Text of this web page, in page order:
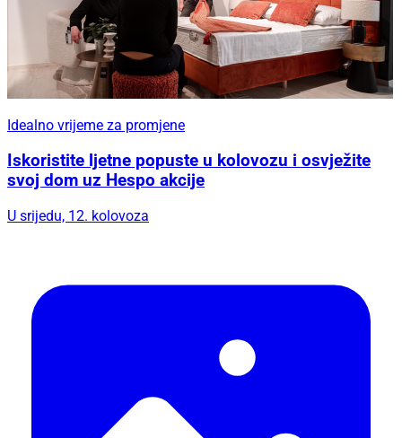
Idealno vrijeme za promjene
Iskoristite ljetne popuste u kolovozu i osvježite
svoj dom uz Hespo akcije
U srijedu, 12. kolovoza